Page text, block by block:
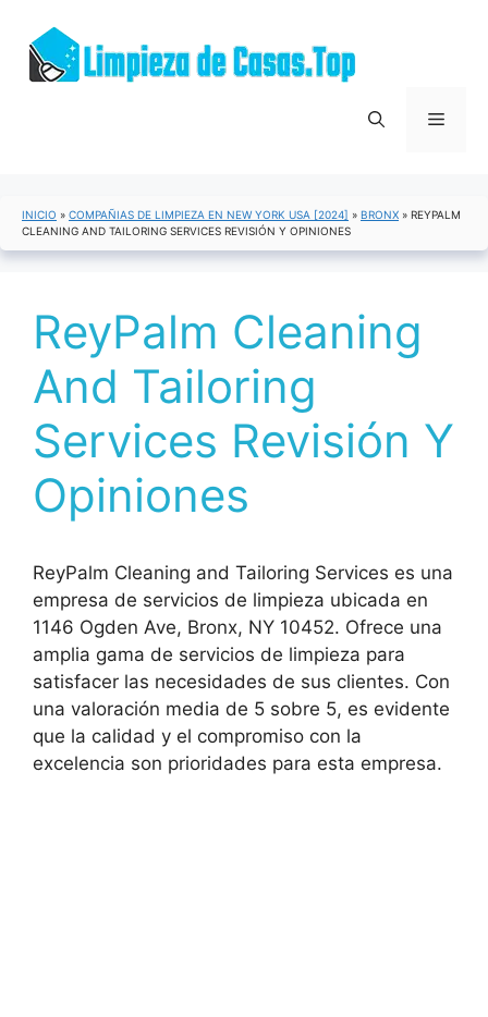
contenido
Menú
INICIO » COMPAÑIAS DE LIMPIEZA EN NEW YORK USA [2024] » BRONX » REYPALM
CLEANING AND TAILORING SERVICES REVISIÓN Y OPINIONES
ReyPalm Cleaning
And Tailoring
Services Revisión Y
Opiniones
ReyPalm Cleaning and Tailoring Services es una
empresa de servicios de limpieza ubicada en
1146 Ogden Ave, Bronx, NY 10452. Ofrece una
amplia gama de servicios de limpieza para
satisfacer las necesidades de sus clientes. Con
una valoración media de 5 sobre 5, es evidente
que la calidad y el compromiso con la
excelencia son prioridades para esta empresa.